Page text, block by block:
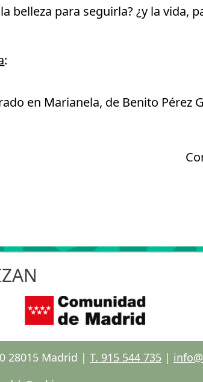
belleza para seguirla? ¿y la vida,
:
en Marianela, de Benito Pérez
28015 Madrid | T. 915 544 735 |